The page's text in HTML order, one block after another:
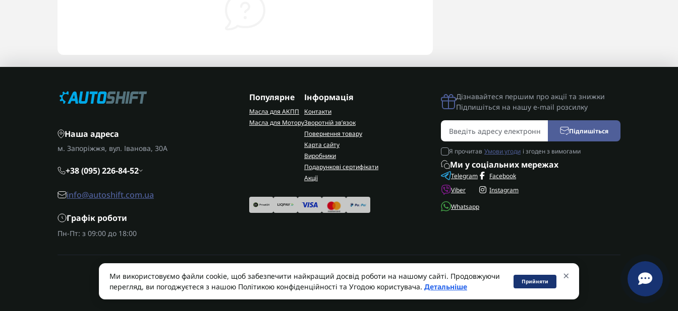
Наша адреса
м. Запоріжжя, вул. Іванова, 30А
+38 (095) 226-84-52
info@autoshift.com.ua
Графік роботи
Пн-Пт: з 09:00 до 18:00
Популярне
Масла для АКПП
Масла для Мотору
Інформація
Контакти
Зворотній зв’язок
Повернення товару
Карта сайту
Виробники
Подарункові сертифікати
Акції
Ми у соціальних мережах
Telegram
Viber
Whatsapp
Facebook
Instagram
Дізнавайтеся першим про акції та знижки
Підпишіться на нашу e-mail розсилку
Підпишіться
Я прочитав Умови угоди і згоден з вимогами
AUTOSHIFT | Запчастини АКПП | Ремонт АКПП © 2026 AUTOSHIFT
×
Ми використовуємо файли cookie, щоб забезпечити найкращий досвід роботи на нашому сайті. Продовжуючи
перегляд, ви погоджуєтеся з нашою Політикою конфіденційності та Угодою користувача. Детальніше
Прийняти